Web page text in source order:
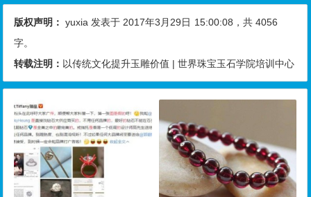
版权声明： yuxia 发表于 2017年3月29日 15:00:08 ，共 4056
字。
转载注明： 以传统文化提升玉雕价值 | 世界珠宝玉石学院培训中心